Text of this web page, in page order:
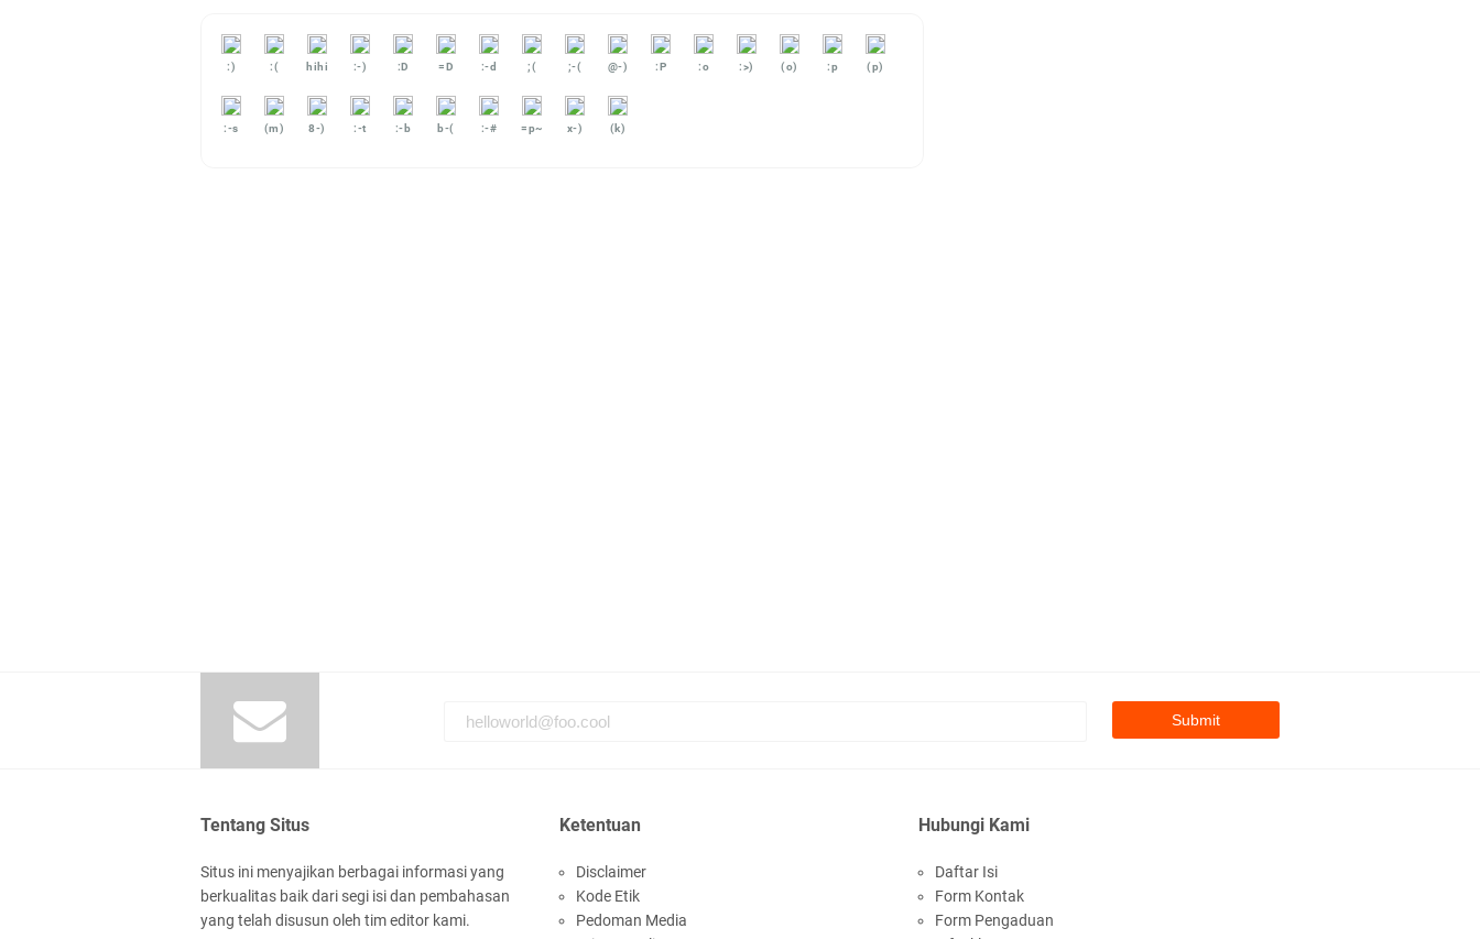
:) :( hihi :-) :D =D :-d ;( ;-( @-) :P :o :>) (o) :p (p)
:-s (m) 8-) :-t :-b b-( :-# =p~ x-) (k)
Tentang Situs
Situs ini menyajikan berbagai informasi yang
berkualitas baik dari segi isi dan pembahasan
yang telah disusun oleh tim editor kami.
Ketentuan
Disclaimer
Kode Etik
Pedoman Media
Hubungi Kami
Daftar Isi
Form Kontak
Form Pengaduan